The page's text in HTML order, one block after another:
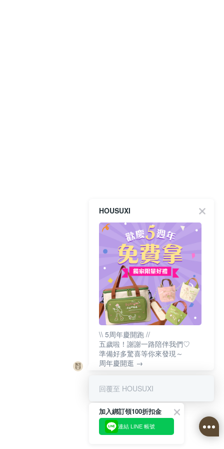
HOUSUXI
\\ 5周年慶開跑 //
五歲啦！謝謝一路陪伴我們♡
準備好多驚喜等你來發現～
周年慶開逛 →
回覆至 HOUSUXI
加入綁訂領100折扣金
連結 LINE 帳號